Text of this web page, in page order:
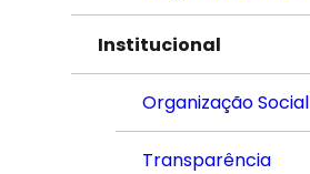
Institucional
Organização Social
Transparência